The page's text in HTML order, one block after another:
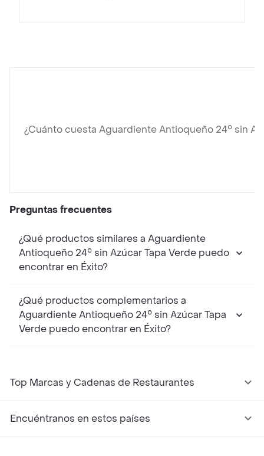
¿Cuánto cuesta Aguardiente Antioqueño 24° sin
Preguntas frecuentes
¿Qué productos similares a Aguardiente
Antioqueño 24° sin Azúcar Tapa Verde puedo
encontrar en Éxito?
¿Qué productos complementarios a
Aguardiente Antioqueño 24° sin Azúcar Tapa
Verde puedo encontrar en Éxito?
Top Marcas y Cadenas de Restaurantes
Encuéntranos en estos países